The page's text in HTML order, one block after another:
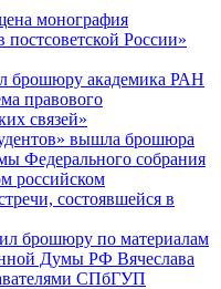
монография
России»
брошюру академика РАН
правового
связей»
брошюру по материалам
Думы РФ Вячеслава
СПбГУП